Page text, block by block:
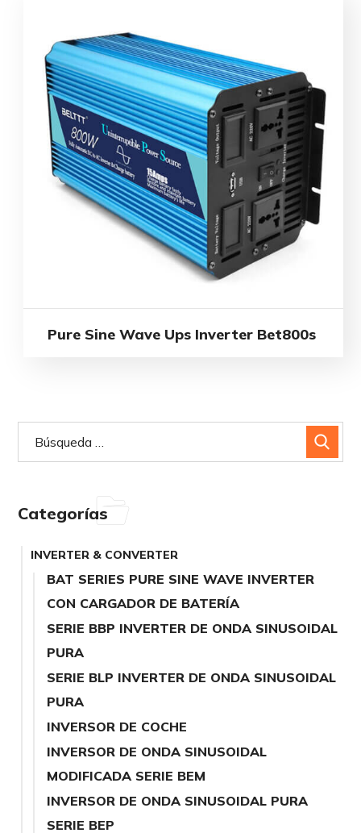
Pure Sine Wave Ups Inverter Bet800s
Categorías
INVERTER & CONVERTER
BAT SERIES PURE SINE WAVE INVERTER
CON CARGADOR DE BATERÍA
SERIE BBP INVERTER DE ONDA SINUSOIDAL
PURA
SERIE BLP INVERTER DE ONDA SINUSOIDAL
PURA
INVERSOR DE COCHE
INVERSOR DE ONDA SINUSOIDAL
MODIFICADA SERIE BEM
INVERSOR DE ONDA SINUSOIDAL PURA
SERIE BEP